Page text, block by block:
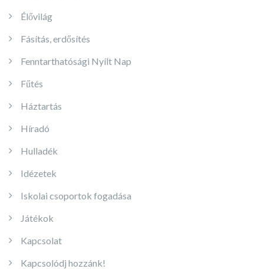
Élővilág
Fásítás, erdősítés
Fenntarthatósági Nyílt Nap
Fűtés
Háztartás
Híradó
Hulladék
Idézetek
Iskolai csoportok fogadása
Játékok
Kapcsolat
Kapcsolódj hozzánk!